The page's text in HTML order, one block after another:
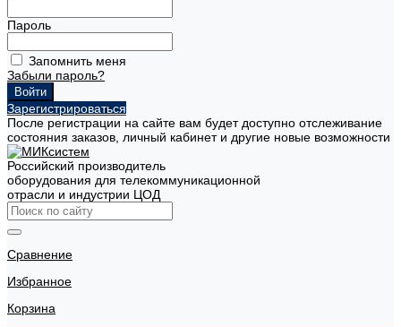
Пароль
Запомнить меня
Забыли пароль?
Зарегистрироваться
После регистрации на сайте вам будет доступно отслеживание
состояния заказов, личный кабинет и другие новые возможности
Российский производитель
оборудования для телекоммуникационной
отрасли и индустрии ЦОД
Сравнение
Избранное
Корзина